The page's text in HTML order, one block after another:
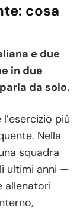
cosa
e due
in due
da solo.
più
Nella
squadra
ultimi anni —
allenatori